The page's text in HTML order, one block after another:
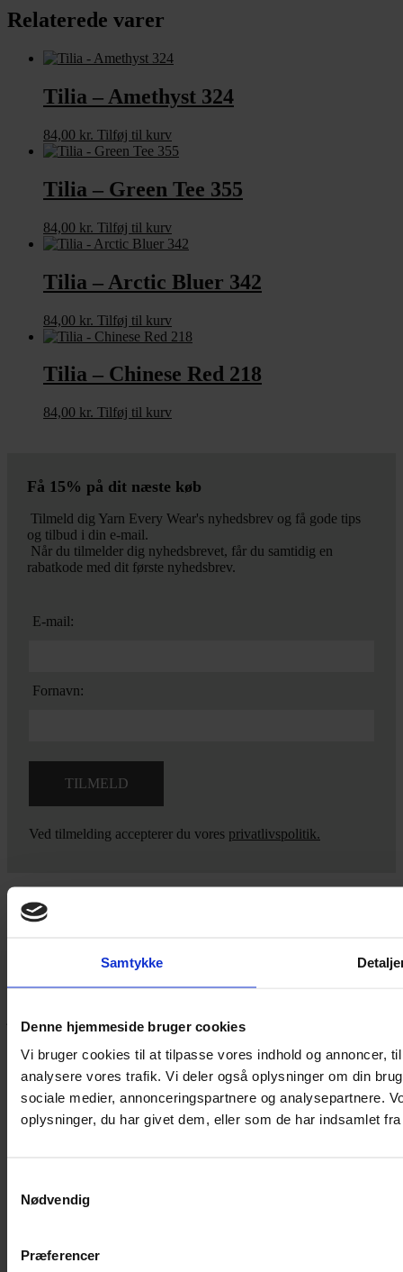
Samtykke
Denne hjemmeside bruger cookies
Vi bruger cookies til at tilpasse vores indhold og annoncer,
analysere vores trafik. Vi deler også oplysninger om din
sociale medier, annonceringspartnere og analysepartnere.
oplysninger, du har givet dem, eller som de har indsamlet
Nødvendig
Præferencer
Relaterede varer
Tilia – Amethyst 324
84,00 kr. Tilføj til kurv
Tilia – Green Tee 355
84,00 kr. Tilføj til kurv
Tilia – Arctic Bluer 342
84,00 kr. Tilføj til kurv
Tilia – Chinese Red 218
84,00 kr. Tilføj til kurv
Få 15% på dit næste køb
Tilmeld dig Yarn Every Wear's nyhedsbrev og få gode tips
og tilbud i din e-mail.
Når du tilmelder dig nyhedsbrevet, får du samtidig en
rabatkode med dit første nyhedsbrev.
E-mail:
Fornavn:
Ved tilmelding accepterer du vores privatlivspolitik.
Yarn Every Wear
Hvis du bøvler med noget eller ønsker ny inspiration, så skriv til
Vestergade 12 6270, Tønder
60 51 96 50
post@yarneverywear.dk
CVR 43041649
Facebook-f Instagram
Handelsbetingelser
Handelsbetingelser